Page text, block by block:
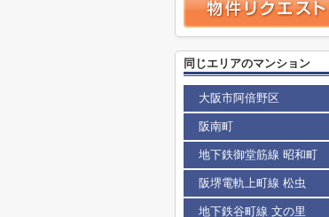
同じエリアのマンション
大阪市阿倍野区
阪南町
地下鉄御堂筋線 昭和町
阪堺電軌上町線 松虫
地下鉄谷町線 文の里